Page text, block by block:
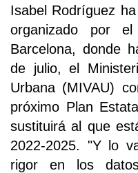
Isabel Rodríguez
organizado por
Barcelona, donde
de julio, el
Urbana (MIVAU)
próximo Plan
sustituirá al que
2022-2025. "Y lo
rigor en los